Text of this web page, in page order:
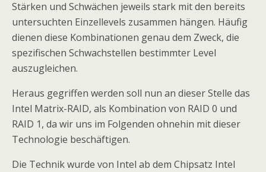
Stärken und Schwächen jeweils stark mit den bereits
untersuchten Einzellevels zusammen hängen. Häufig
dienen diese Kombinationen genau dem Zweck, die
spezifischen Schwachstellen bestimmter Level
auszugleichen.
Heraus gegriffen werden soll nun an dieser Stelle das
Intel Matrix-RAID, als Kombination von RAID 0 und
RAID 1, da wir uns im Folgenden ohnehin mit dieser
Technologie beschäftigen.
Die Technik wurde von Intel ab dem Chipsatz Intel